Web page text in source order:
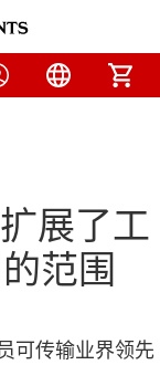
展了工
范围
可传输业界领先